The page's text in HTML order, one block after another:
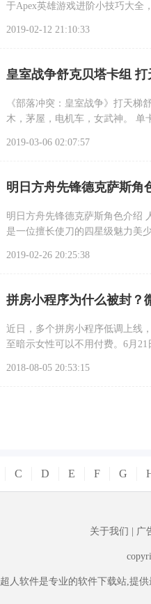
于Apex英雄游戏进阶小技巧大
2019-02-12 21:10:33
皇室战争舒克贝塔卡组
《部落冲突：皇室战争》打天梯
木，茅屋，电机车，女武神。 单
2019-03-06 02:07:57
明日方舟先锋德克萨斯角
明日方舟先锋德克萨斯角色介绍
是一位擅长使刀的四星级魅力美
2019-02-26 20:25:38
拼房小程序为什么被封？
近日，多个拼房小程序低调上线
至暗示女性可以不用付费。6月
2018-08-05 20:53:15
C D E F G
关于我们 广
超人软件是专业的软件下载站,提